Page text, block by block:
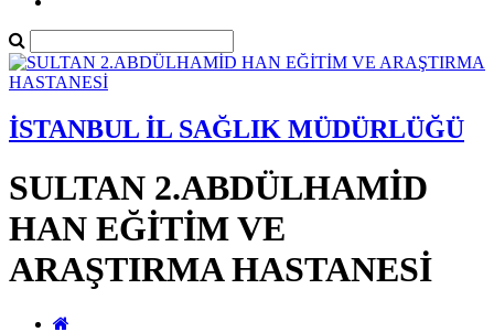
İSTANBUL İL SAĞLIK MÜDÜRLÜĞÜ
SULTAN 2.ABDÜLHAMİD
HAN EĞİTİM VE
ARAŞTIRMA HASTANESİ